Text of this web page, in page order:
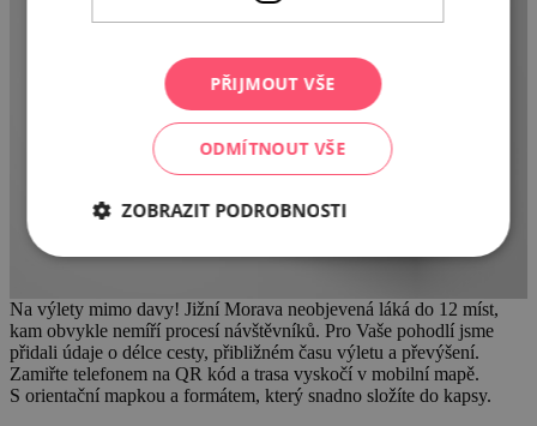
Na výlety mimo davy! Jižní Morava neobjevená láká do 12 míst,
kam obvykle nemíří procesí návštěvníků. Pro Vaše pohodlí jsme
přidali údaje o délce cesty, přibližném času výletu a převýšení.
Zamiřte telefonem na QR kód a trasa vyskočí v mobilní mapě.
S orientační mapkou a formátem, který snadno složíte do kapsy.
PŘIJMOUT VŠE
ODMÍTNOUT VŠE
ZOBRAZIT PODROBNOSTI